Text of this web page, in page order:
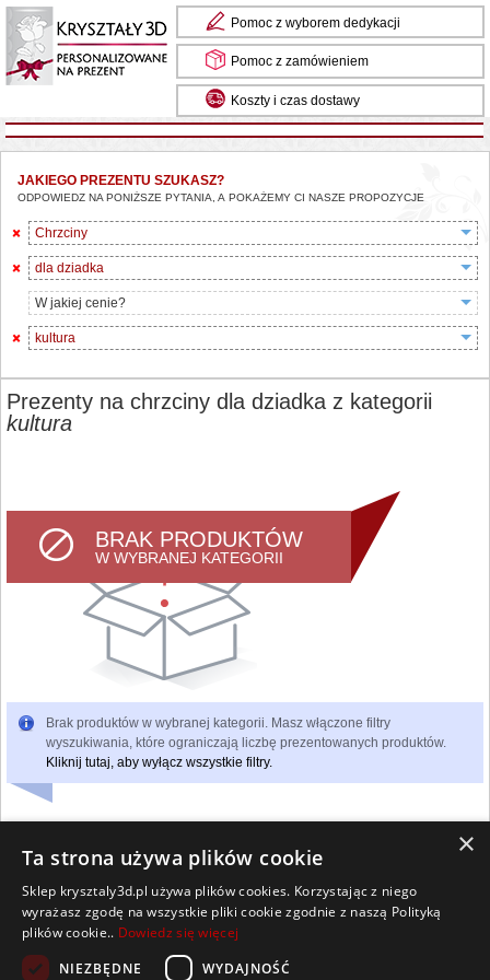
Pomoc z wyborem dedykacji
Pomoc z zamówieniem
Koszty i czas dostawy
JAKIEGO PREZENTU SZUKASZ?
ODPOWIEDZ NA PONIŻSZE PYTANIA, A POKAŻEMY CI NASZE PROPOZYCJE
Chrzciny
dla dziadka
W jakiej cenie?
kultura
Prezenty na chrzciny dla dziadka z kategorii
kultura
BRAK PRODUKTÓW
W WYBRANEJ KATEGORII
Brak produktów w wybranej kategorii. Masz włączone filtry
wyszukiwania, które ograniczają liczbę prezentowanych produktów.
Kliknij tutaj, aby wyłącz wszystkie filtry.
Wszelkie prawa zastrzeżone
Kontakt Współpraca Regulamin
Pomoc Strona główna
×
Ta strona używa plików cookie
Sklep krysztaly3d.pl używa plików cookies. Korzystając z niego
wyrażasz zgodę na wszystkie pliki cookie zgodnie z naszą Polityką
plików cookie.. Dowiedz się więcej
NIEZBĘDNE
WYDAJNOŚĆ